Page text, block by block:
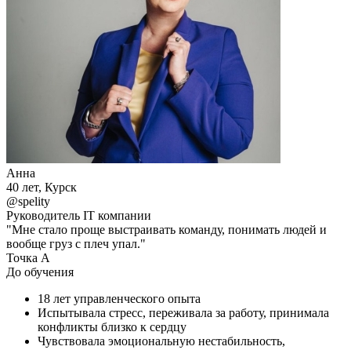
Анна
40 лет, Курск
@spelity
Руководитель IT компании
"Мне стало проще выстраивать команду, понимать людей и
вообще груз с плеч упал."
Точка А
До обучения
18 лет управленческого опыта
Испытывала стресс, переживала за работу, принимала
конфликты близко к сердцу
Чувствовала эмоциональную нестабильность,